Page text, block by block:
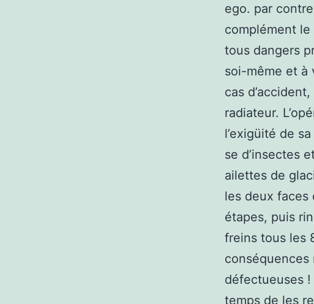
ego. par
complément le
tous dangers
soi-même et à
cas
radiateur.
l’exigüité de
se d’insectes
ailettes de
les deux faces
étapes, puis
freins tous les
conséquences
défectueuses !
temps de les